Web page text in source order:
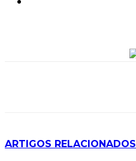
ARTIGOS RELACIONADOS